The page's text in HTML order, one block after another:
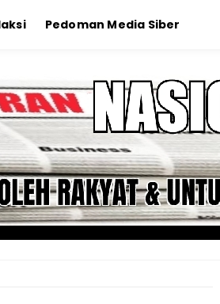
Pedoman Media Siber